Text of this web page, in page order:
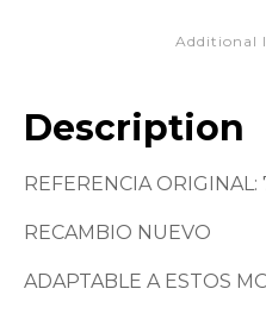
Additional
Description
REFERENCIA ORIGINAL:
RECAMBIO NUEVO
ADAPTABLE A ESTOS